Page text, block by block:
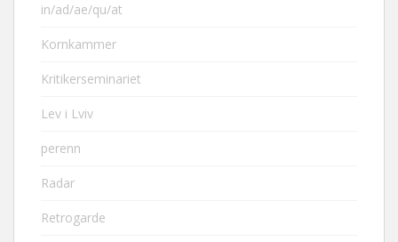
in/ad/ae/qu/at
Kornkammer
Kritikerseminariet
Lev i Lviv
perenn
Radar
Retrogarde